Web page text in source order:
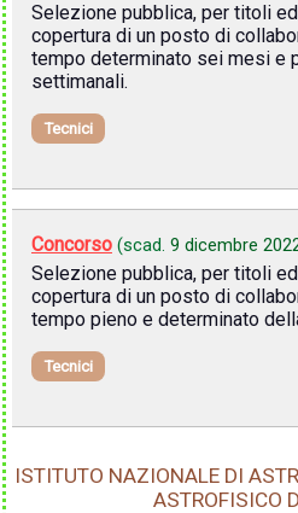
Selezione pubblica, per titoli
copertura di un posto di
tempo determinato sei mesi e
settimanali.
Tecnici
Concorso (scad. 9 dicembre
Selezione pubblica, per titoli
copertura di un posto di
tempo pieno e determinato
Tecnici
ISTITUTO NAZIONALE DI
ASTROFISICO